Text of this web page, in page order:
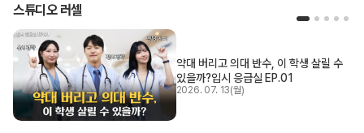
스튜디오 러셀
약대 버리고 의대 반수, 이 학생 살릴 수
있을까?입시 응급실 EP.01
2026. 07. 13(월)